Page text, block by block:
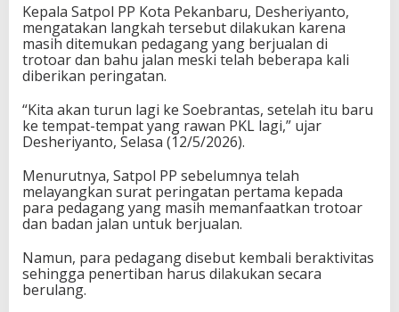
Kepala Satpol PP Kota Pekanbaru, Desheriyanto,
mengatakan langkah tersebut dilakukan karena
masih ditemukan pedagang yang berjualan di
trotoar dan bahu jalan meski telah beberapa kali
diberikan peringatan.
“Kita akan turun lagi ke Soebrantas, setelah itu baru
ke tempat-tempat yang rawan PKL lagi,” ujar
Desheriyanto, Selasa (12/5/2026).
Menurutnya, Satpol PP sebelumnya telah
melayangkan surat peringatan pertama kepada
para pedagang yang masih memanfaatkan trotoar
dan badan jalan untuk berjualan.
Namun, para pedagang disebut kembali beraktivitas
sehingga penertiban harus dilakukan secara
berulang.